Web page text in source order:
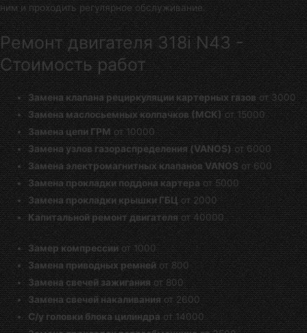
ним и проходить регулярное обслуживание.
Ремонт двигателя 318i N43 -
Стоимость работ
Замена клапана рециркуляции картерных газовот 3000
Замена маслосьемных колпачков (МСК)от 15000
Замена цепи ГРМот 10000
Замена узлов газораспределения (VANOS)от 6000
Замена электромагнитных клапанов VANOS от 600
Замена прокладки поддона картераот 5000
Замена прокладки крышки ГБЦот 2000
Капитальной ремонт двигателяот 40000
Замер компрессииот 1000
Замена приводных ремнейот 800
Замена свечей зажиганияот 800
Замена свечей накаливанияот 2600
С/у головки блока цилиндраот 14000